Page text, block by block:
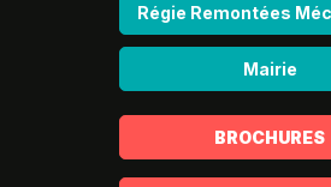
Régie Remontées
Mairie
BROCHURES